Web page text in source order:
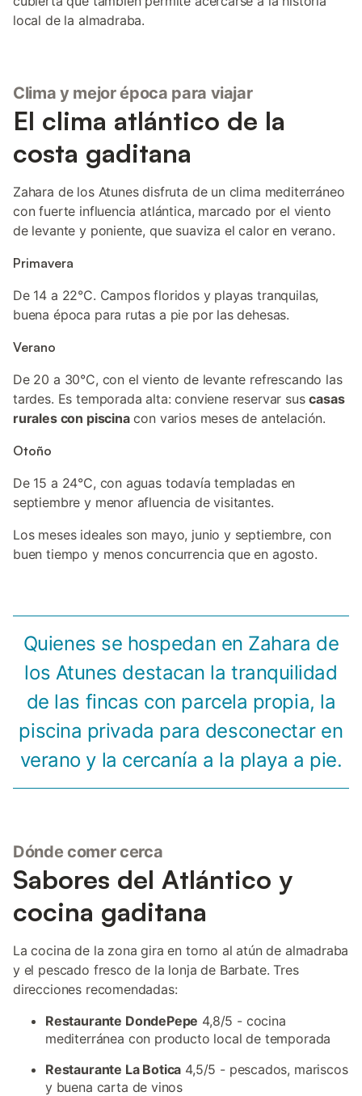
local de la almadraba.
Clima y mejor época para viajar
El clima atlántico de la
costa gaditana
Zahara de los Atunes disfruta de un clima mediterráneo
con fuerte influencia atlántica, marcado por el viento
de levante y poniente, que suaviza el calor en verano.
Primavera
De 14 a 22°C. Campos floridos y playas tranquilas,
buena época para rutas a pie por las dehesas.
Verano
De 20 a 30°C, con el viento de levante refrescando las
tardes. Es temporada alta: conviene reservar suscasas
rurales con piscinacon varios meses de antelación.
Otoño
De 15 a 24°C, con aguas todavía templadas en
septiembre y menor afluencia de visitantes.
Los meses ideales son mayo, junio y septiembre, con
buen tiempo y menos concurrencia que en agosto.
Quienes se hospedan en Zahara de
los Atunes destacan la tranquilidad
de las fincas con parcela propia, la
piscina privada para desconectar en
verano y la cercanía a la playa a pie.
Dónde comer cerca
Sabores del Atlántico y
cocina gaditana
La cocina de la zona gira en torno al atún de almadraba
y el pescado fresco de la lonja de Barbate. Tres
direcciones recomendadas:
Restaurante DondePepe 4,8/5 - cocina
mediterránea con producto local de temporada
Restaurante La Botica 4,5/5 - pescados, mariscos
y buena carta de vinos